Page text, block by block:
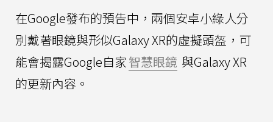
在Google發布的預告中，兩個安卓小綠人分
別戴著眼鏡與形似Galaxy XR的虛擬頭盔，可
能會揭露Google自家 智慧眼鏡 與Galaxy XR
的更新內容。